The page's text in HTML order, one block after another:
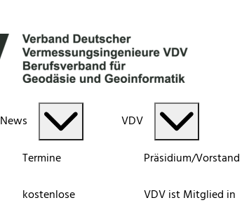
News
Termine
kostenlose
VDV
Präsidium/Vorstand
VDV ist Mitglied in